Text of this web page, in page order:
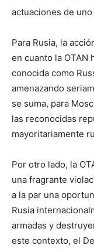
actuaciones de
Para Rusia, la
en cuanto la OTAN
conocida como
amenazando
se suma, para
las reconocidas
mayoritariamente
Por otro lado, la
una fragrante
a la par una
Rusia
armadas y
este contexto, el